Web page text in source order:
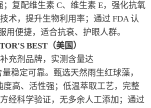
；复配维生素 C、维生素 E，强化抗氧
术，提升生物利用率；通过 FDA 认
用便捷，适合抗衰、护眼人群。
BEST（美国）
充剂品牌，实测含量达
稳定可靠。甄选天然雨生红球藻，
度高、活性强；低温萃取工艺，完整
经科学验证，无多余人工添加；通过